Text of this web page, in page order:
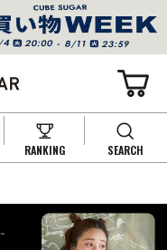
RANKING SEARCH